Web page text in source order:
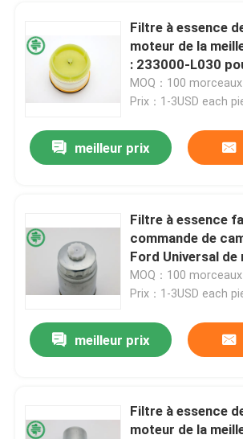
Filtre à essence
moteur de la
: 233000-L030
MITSUBISHI
MOQ：100 morceaux
Prix：1-3USD each
meilleur prix
Filtre à essence
commande de
Ford Universal de
filtre à essence
Volkswagen
MOQ：100 morceaux
Prix：1-3USD each
meilleur prix
Filtre à essence
moteur de la